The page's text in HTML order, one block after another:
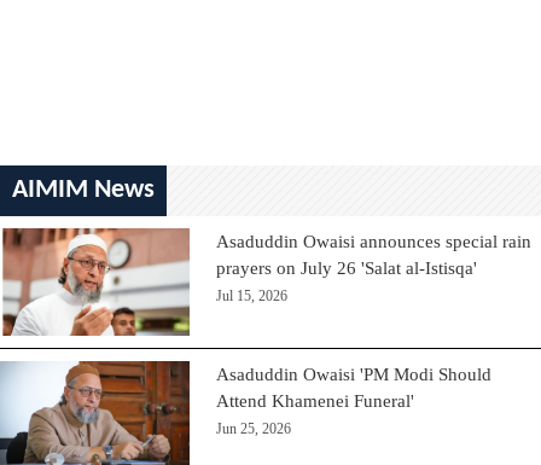
AIMIM News
Asaduddin Owaisi announces special rain
prayers on July 26 'Salat al-Istisqa'
Jul 15, 2026
Asaduddin Owaisi 'PM Modi Should
Attend Khamenei Funeral'
Jun 25, 2026